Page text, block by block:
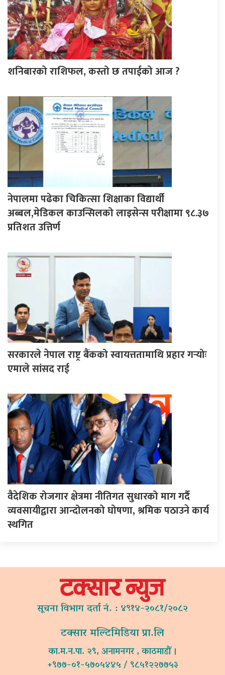
शनिबारको राशिफल, कस्तो छ तपाईको आज ?
नेपालमा पढेका चिकित्सा शिक्षाका विद्यार्थी
अब्बल,मेडिकल काउन्सिलको लाइसेन्स परीक्षामा ९८.३७
प्रतिशत उत्तिर्ण
सरकारले नेपाल राष्ट्र बैंकको स्वायत्ततामाथि प्रहार गर्‍योः
एमाले सांसद राई
वैदेशिक रोजगार क्षेत्रमा नीतिगत सुधारको माग गर्दै
व्यवसायीद्वारा आन्दोलनको घोषणा, श्रमिक पठाउने कार्य
स्थगित
सूचना विभाग दर्ता नं. : ४९१४-२०८१/२०८२
टक्सार मल्टिमिडिया प्रा.लि
का.म.न.पा. २९, अनामनगर , काठमाडौं ।
+९७७-०१-५७०५४४५ / ९८५१२२७७५३